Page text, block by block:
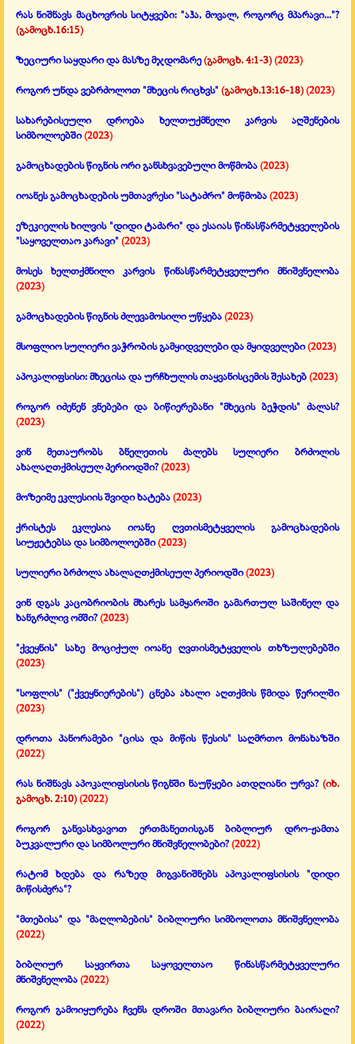
რას ნიშნავს მაცხოვრის სიტყვები: "აჰა, მოვალ, როგორც მპარავი..."?
(გამოცხ.16:15)
ზეციური საყდარი და მასზე მჯდომარე(გამოცხ. 4:1-3)(2023)
როგორ უნდა ვებრძოლოთ "მხეცის რიცხვს" (გამოცხ.13:16-18)(2023)
სახარებისეული დროება ხელთუქმნელი კარვის აღშენების
სიმბოლოებში(2023)
გამოცხადების წიგნის ორი განსხვავებული მოწმობა(2023)
იოანეს გამოცხადების უმთავრესი "სატაძრო" მოწმობა(2023)
ეზეკიელის ხილვის "დიდი ტაძარი" და ესაიას წინასწარმეტყველების
"საყოველთაო კარავი" (2023)
მოსეს ხელთქმნილი კარვის წინასწარმეტყველური მნიშვნელობა
(2023)
გამოცხადების წიგნის ძლევამოსილი უწყება(2023)
მსოფლიო სულიერი ვაჭრობის გამყიდველები და მყიდველები(2023)
აპოკალიფსისი: მხეცისა და ურჩხულის თაყვანისცემის შესახებ(2023)
როგორ იძენენ ვნებები და ბიწიერებანი "მხეცის ბეჭდის" ძალას?
(2023)
ვინ მეთაურობს ბნელეთის ძალებს სულიერი ბრძოლის
ახალაღთქმისეულ პერიოდში?(2023)
მოზეიმე ეკლესიის შვიდი ხატება(2023)
ქრისტეს ეკლესია იოანე ღვთისმეტყველის გამოცხადების
სიუჟეტებსა და სიმბოლოებში(2023)
სულიერი ბრძოლა ახალაღთქმისეულ პერიოდში(2023)
ვინ დგას კაცობრიობის მხარეს სამყაროში გამართულ საშინელ და
ხანგრძლივ ომში?(2023)
"ქვეყნის" სახე მოციქულ იოანე ღვთისმეტყველის თხზულებებში
(2023)
"სოფლის" ("ქვეყნიერების") ცნება ახალი აღთქმის წმიდა წერილში
(2023)
დროთა პანორამები "ცისა და მიწის წესის" საღმრთო მონახაზში
(2022)
რას ნიშნავს აპოკალიფსისის წიგნში ნაუწყები ათდღიანი ურვა? (იხ.
გამოცხ. 2:10)(2022)
როგორ განვასხვავოთ ერთმანეთისგან ბიბლიურ დრო-ჟამთა
ბუკვალური და სიმბოლური მნიშვნელობები?(2022)
რატომ ხდება და რაზედ მიგვანიშნებს აპოკალიფსისის "დიდი
მიწისძვრა"?
"მთებისა" და "მაღლობების" ბიბლიური სიმბოლოთა მნიშვნელობა
(2022)
ბიბლიურ საყვირთა საყოველთაო წინასწარმეტყველური
მნიშვნელობა(2022)
როგორ გამოიყურება ჩვენს დროში მთავარი ბიბლიური ბაირაღი?
(2022)